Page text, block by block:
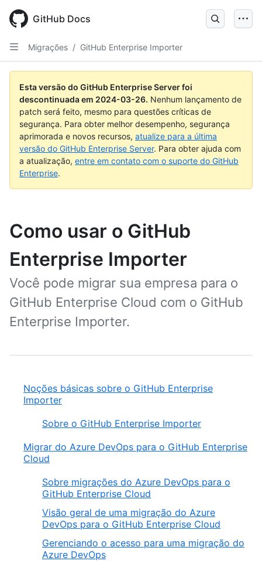
main
content
GitHub Docs
Migrações / GitHub Enterprise Importer
Esta versão do GitHub Enterprise Server foi
descontinuada em 2024-03-26. Nenhum lançamento de
patch será feito, mesmo para questões críticas de
segurança. Para obter melhor desempenho, segurança
aprimorada e novos recursos, atualize para a última
versão do GitHub Enterprise Server. Para obter ajuda com
a atualização, entre em contato com o suporte do GitHub
Enterprise.
Como usar o GitHub
Enterprise Importer
Você pode migrar sua empresa para o
GitHub Enterprise Cloud com o GitHub
Enterprise Importer.
Noções básicas sobre o GitHub Enterprise
Importer
Sobre o GitHub Enterprise Importer
Migrar do Azure DevOps para o GitHub Enterprise
Cloud
Sobre migrações do Azure DevOps para o
GitHub Enterprise Cloud
Visão geral de uma migração do Azure
DevOps para o GitHub Enterprise Cloud
Gerenciando o acesso para uma migração do
Azure DevOps